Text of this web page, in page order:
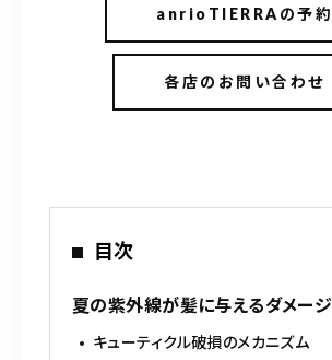
anrioTIERRAの予約
各店のお問い合わせ
目次
夏の紫外線が髪に与えるダメージ
キューティクル破損のメカニズム